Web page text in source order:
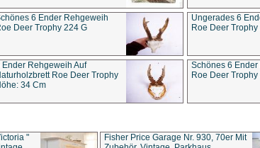
6 Ender Rehgeweih
Deer Trophy 224 G
Ungerades 6
Roe Deer Trophy
Ender Rehgeweih Auf
Roe Deer Trophy
34 Cm
Schönes 6
Roe Deer Trophy
"
Fisher Price Garage Nr. 930, 70er Mit